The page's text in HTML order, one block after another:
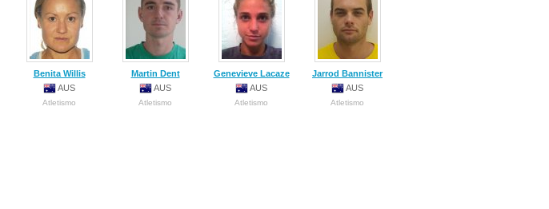
Benita Willis
AUS
Atletismo
Martin Dent
AUS
Atletismo
Genevieve Lacaze
AUS
Atletismo
Jarrod Bannister
AUS
Atletismo